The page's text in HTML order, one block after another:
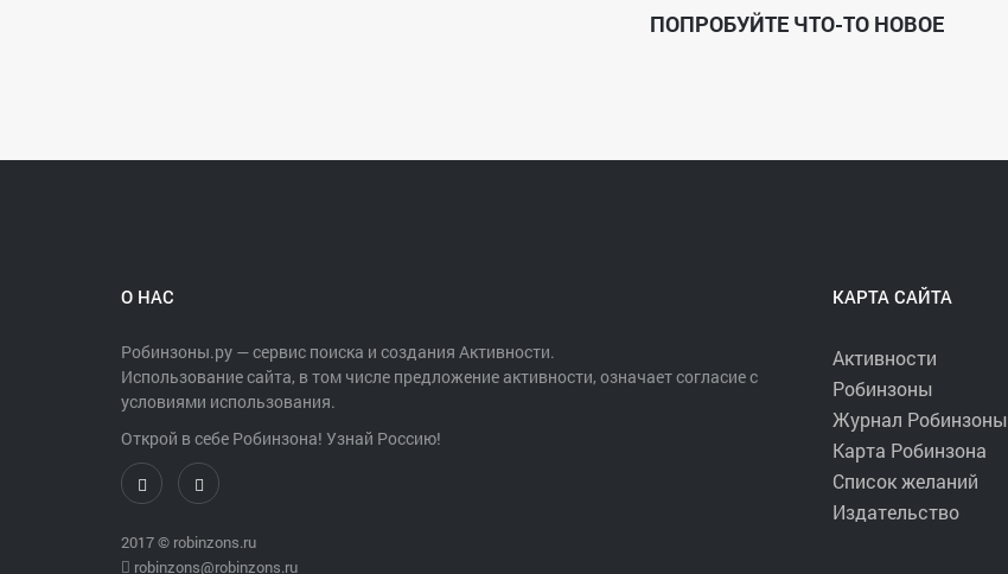
ПОПРОБУЙТЕ ЧТО-ТО НОВОЕ
О НАС
Робинзоны.ру — сервис поиска и создания Активности.
Использование сайта, в том числе предложение активности, означает согласие с
условиями использования.
Открой в себе Робинзона! Узнай Россию!
КАРТА САЙТА
Активности
Робинзоны
Журнал Робинзоны
Карта Робинзона
Список желаний
Издательство
2017 © robinzons.ru
robinzons@robinzons.ru